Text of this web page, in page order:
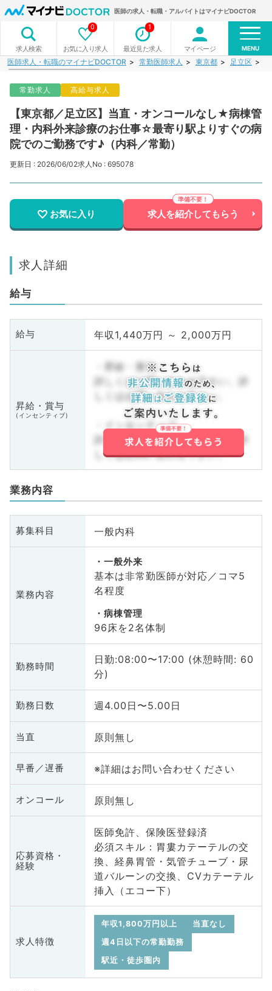
医師の求人・転職・アルバイトはマイナビDOCTOR
求人検索 お気に入り求人
0
最近見た求人
1
マイページ MENU
医師求人・転職のマイナビDOCTOR 常勤医師求人 東京都 足立区
常勤求人 高給与求人
【東京都／足立区】当直・オンコールなし★病棟管
理・内科外来診療のお仕事☆最寄り駅よりすぐの病
院でのご勤務です♪（内科／常勤）
更新日 : 2026/06/02求人No : 695078
お気に入り 求人を紹介してもらう
求人詳細
給与
給与 年収1,440万円 ～ 2,000万円
昇給・賞与
(インセンティブ)
・昇給・賞与
詳しくはお問い合わせ下さい。詳
しくはお問い合わせ下さい。
・インセンティブ
詳しくはお問い合わせ下さい。詳
しくはお問い合わせ下さい。
業務内容
募集科目 一般内科
業務内容
一般外来
基本は非常勤医師が対応／コマ5
名程度
病棟管理
96床を2名体制
勤務時間
日勤:08:00〜17:00 (休憩時間: 60
分)
勤務日数 週4.00日〜5.00日
当直 原則無し
早番／遅番 ※詳細はお問い合わせください
オンコール 原則無し
応募資格・
経験
医師免許、保険医登録済
必須スキル：胃婁カテーテルの交
換、経鼻胃管・気管チューブ・尿
道バルーンの交換、CVカテーテル
挿入（エコー下）
求人特徴
年収1,800万円以上
当直なし
週4日以下の常勤勤務
駅近・徒歩圏内